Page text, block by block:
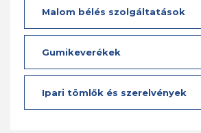
Malom bélés szolgáltatások
Gumikeverékek
Ipari tömlők és szerelvények